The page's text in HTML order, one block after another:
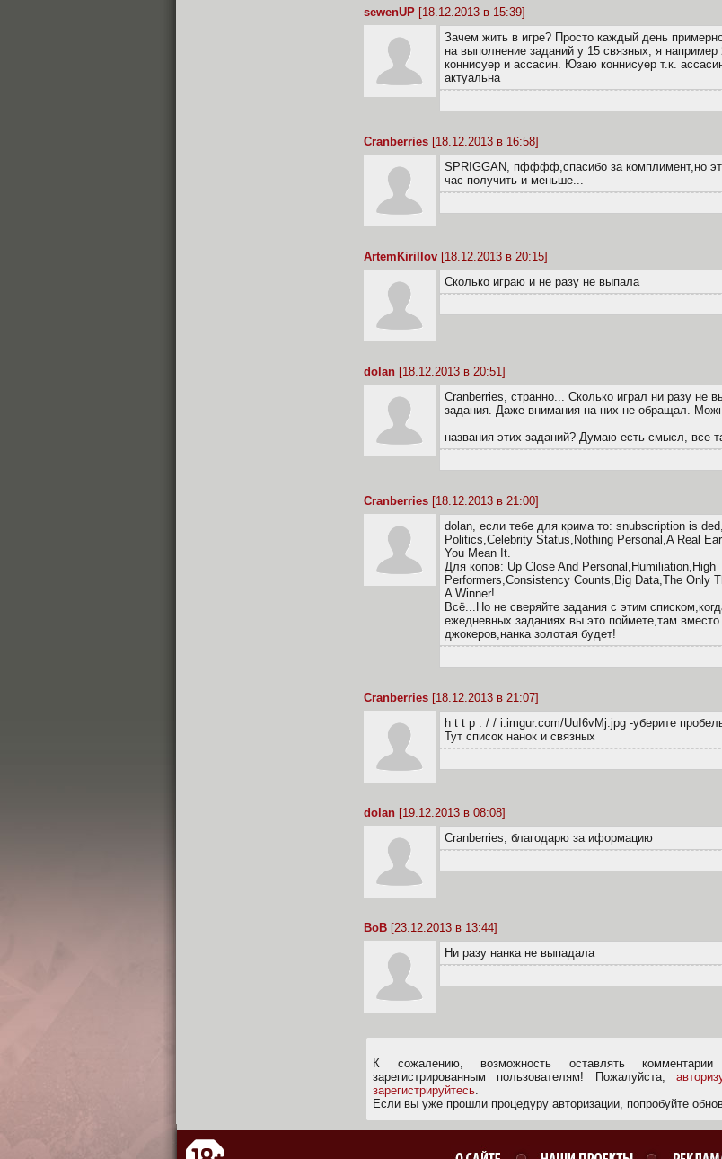
sewenUP [18.12.2013 в 15:39]
Зачем жить в игре? Просто каждый день
на выполнение заданий у 15 связных, я например
коннисуер и ассасин. Юзаю коннисуер т.к.
актуальна
Cranberries [18.12.2013 в 16:58]
SPRIGGAN, пфффф,спасибо за комплимент,но
час получить и меньше...
ArtemKirillov [18.12.2013 в 20:15]
Сколько играю и не разу не выпала
dolan [18.12.2013 в 20:51]
Cranberries, странно... Сколько играл ни разу не
задания. Даже внимания на них не обращал.
названия этих заданий? Думаю есть смысл, все
Cranberries [18.12.2013 в 21:00]
dolan, если тебе для крима то: snubscription is
Politics,Celebrity Status,Nothing Personal,A Real
You Mean It.
Для копов: Up Close And Personal,Humiliation,High
Performers,Consistency Counts,Big Data,The Only
A Winner!
Всё...Но не сверяйте задания с этим
ежедневных заданиях вы это поймете,там вместо
джокеров,нанка золотая будет!
Cranberries [18.12.2013 в 21:07]
h t t p : / / i.imgur.com/UuI6vMj.jpg -уберите
Тут список нанок и связных
dolan [19.12.2013 в 08:08]
Cranberries, благодарю за иформацию
BoB [23.12.2013 в 13:44]
Ни разу нанка не выпадала
К сожалению, возможность оставлять комментарии
зарегистрированным пользователям! Пожалуйста,
зарегистрируйтесь.
Если вы уже прошли процедуру авторизации, попробуйте